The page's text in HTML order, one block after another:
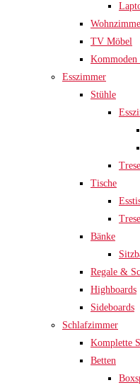
TV Möbel
Kommoden
Esszimmer
Stühle
Tische
Bänke
Regale &
Highboards
Sideboards
Schlafzimmer
Komplette
Betten